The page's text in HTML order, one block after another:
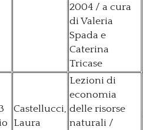
2004 / a cura
di Valeria
Spada e
Caterina
Tricase
Castellucci,
Laura
Lezioni di
economia
delle risorse
naturali /